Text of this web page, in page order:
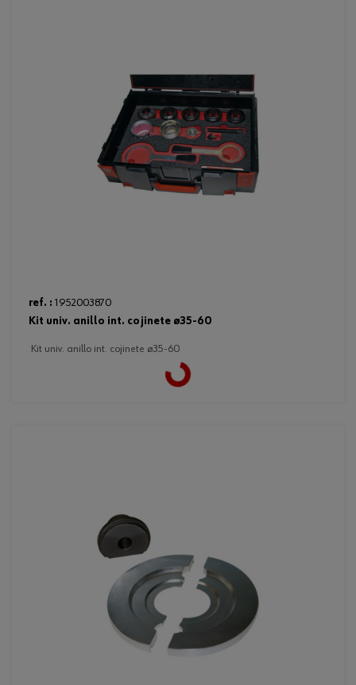
ref. : 1952003870
kit univ. anillo int. cojinete ø35-60
kit univ. anillo int. cojinete ø35-60